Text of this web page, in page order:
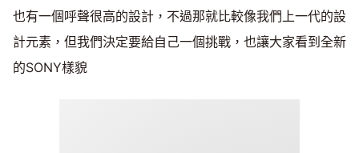
也有一個呼聲很高的設計，不過那就比較像我們上一代的設
計元素，但我們決定要給自己一個挑戰，也讓大家看到全新
的SONY樣貌